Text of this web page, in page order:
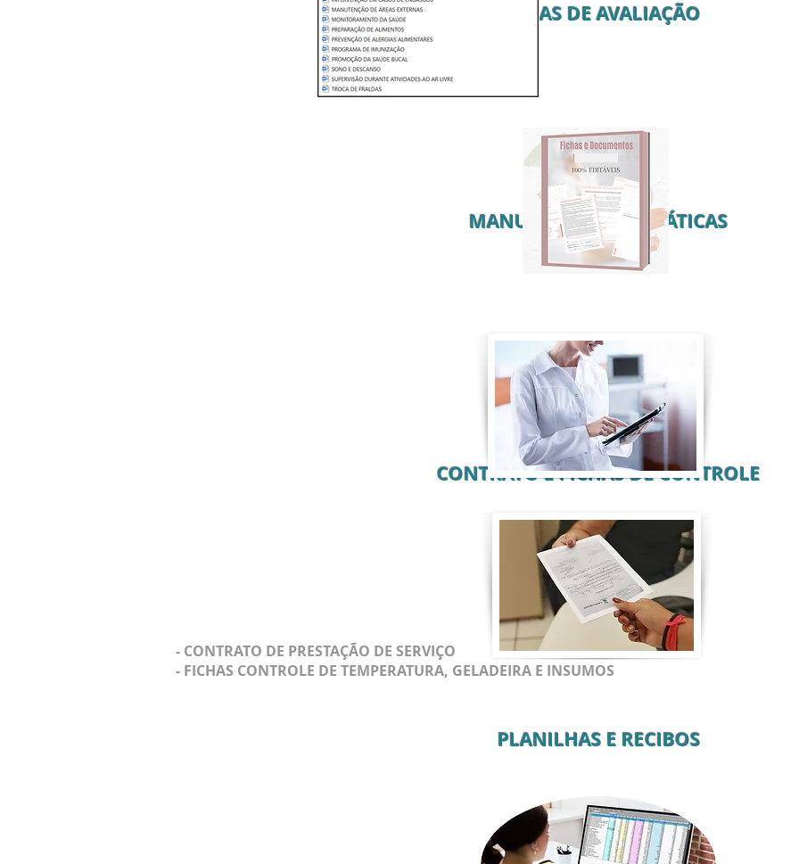
FICHAS DE AVALIAÇÃO
MANUAL DE BOAS PRÁTICAS
CONTRATOE FICHAS DE CONTROLE
- CONTRATO DE PRESTAÇÃO DE SERVIÇO
- FICHAS CONTROLE DE TEMPERATURA, GELADEIRA E INSUMOS
PLANILHAS E RECIBOS